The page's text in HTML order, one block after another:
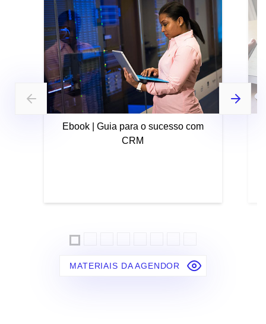
Ebook | Guia para o sucesso com
CRM
MATERIAIS DA AGENDOR